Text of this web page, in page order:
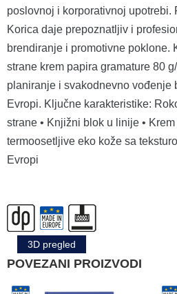
poslovnoj i korporativnoj upotrebi.
Korica daje prepoznatljiv i
brendiranje i promotivne poklone.
strane krem papira gramature 80
planiranje i svakodnevno vođenje
Evropi. Ključne karakteristike:
strane • Knjižni blok u linije • Krem
termoosetljive eko kože sa
Evropi
3D pregled
POVEZANI PROIZVODI